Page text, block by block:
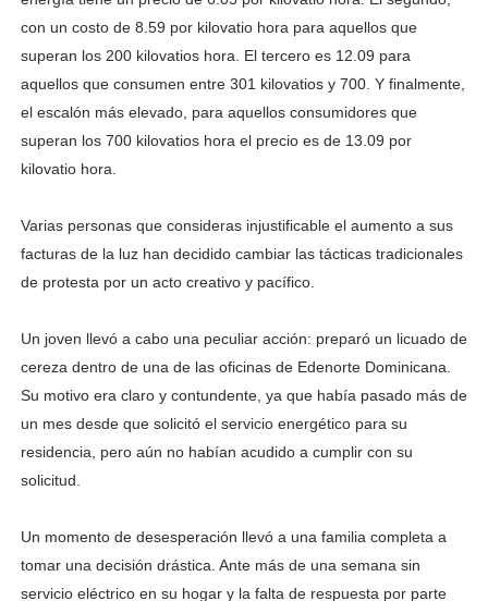
con un costo de 8.59 por kilovatio hora para aquellos que
superan los 200 kilovatios hora. El tercero es 12.09 para
aquellos que consumen entre 301 kilovatios y 700. Y finalmente,
el escalón más elevado, para aquellos consumidores que
superan los 700 kilovatios hora el precio es de 13.09 por
kilovatio hora.
Varias personas que consideras injustificable el aumento a sus
facturas de la luz han decidido cambiar las tácticas tradicionales
de protesta por un acto creativo y pacífico.
Un joven llevó a cabo una peculiar acción: preparó un licuado de
cereza dentro de una de las oficinas de Edenorte Dominicana.
Su motivo era claro y contundente, ya que había pasado más de
un mes desde que solicitó el servicio energético para su
residencia, pero aún no habían acudido a cumplir con su
solicitud.
Un momento de desesperación llevó a una familia completa a
tomar una decisión drástica. Ante más de una semana sin
servicio eléctrico en su hogar y la falta de respuesta por parte